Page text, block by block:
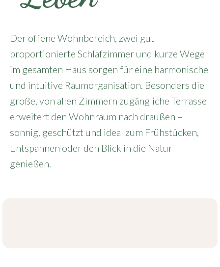
Der offene Wohnbereich, zwei gut
proportionierte Schlafzimmer und kurze Wege
im gesamten Haus sorgen für eine harmonische
und intuitive Raumorganisation. Besonders die
große, von allen Zimmern zugängliche Terrasse
erweitert den Wohnraum nach draußen –
sonnig, geschützt und ideal zum Frühstücken,
Entspannen oder den Blick in die Natur
genießen.